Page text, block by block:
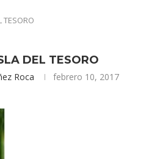
TESORO
DEL TESORO
Roca febrero 10, 2017